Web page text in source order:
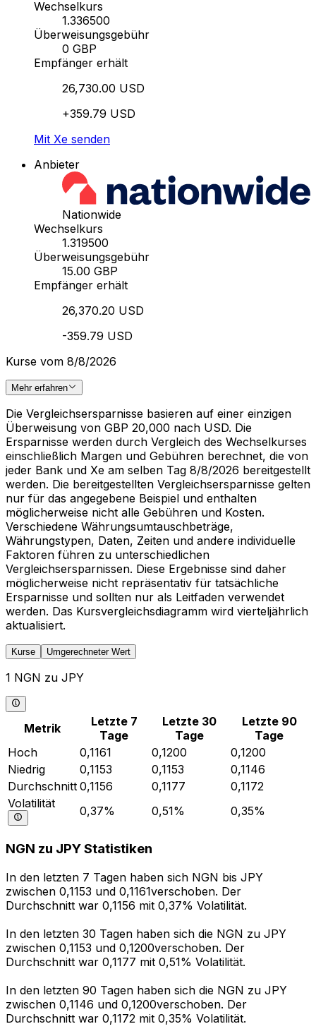
Wechselkurs
1.336500
Überweisungsgebühr
0 GBP
Empfänger erhält
26,730.00 USD
+359.79 USD
Mit Xe senden
Anbieter
Nationwide
Wechselkurs
1.319500
Überweisungsgebühr
15.00 GBP
Empfänger erhält
26,370.20 USD
-359.79 USD
Kurse vom 8/8/2026
Mehr erfahren
Die Vergleichsersparnisse basieren auf einer einzigen
Überweisung von GBP 20,000 nach USD. Die
Ersparnisse werden durch Vergleich des Wechselkurses
einschließlich Margen und Gebühren berechnet, die von
jeder Bank und Xe am selben Tag 8/8/2026 bereitgestellt
werden. Die bereitgestellten Vergleichsersparnisse gelten
nur für das angegebene Beispiel und enthalten
möglicherweise nicht alle Gebühren und Kosten.
Verschiedene Währungsumtauschbeträge,
Währungstypen, Daten, Zeiten und andere individuelle
Faktoren führen zu unterschiedlichen
Vergleichsersparnissen. Diese Ergebnisse sind daher
möglicherweise nicht repräsentativ für tatsächliche
Ersparnisse und sollten nur als Leitfaden verwendet
werden. Das Kursvergleichsdiagramm wird vierteljährlich
aktualisiert.
Kurse Umgerechneter Wert
1 NGN zu JPY
Metrik
Letzte 7
Tage
Letzte 30
Tage
Letzte 90
Tage
Hoch
0,1161 0,1200
0,1200
Niedrig
0,1153 0,1153
0,1146
Durchschnitt 0,1156 0,1177
0,1172
Volatilität
0,37% 0,51% 0,35%
NGN zu JPY Statistiken
In den letzten 7 Tagen haben sich NGN bis JPY
zwischen 0,1153 und 0,1161verschoben. Der
Durchschnitt war 0,1156 mit 0,37% Volatilität.
In den letzten 30 Tagen haben sich die NGN zu JPY
zwischen 0,1153 und 0,1200verschoben. Der
Durchschnitt war 0,1177 mit 0,51% Volatilität.
In den letzten 90 Tagen haben sich die NGN zu JPY
zwischen 0,1146 und 0,1200verschoben. Der
Durchschnitt war 0,1172 mit 0,35% Volatilität.